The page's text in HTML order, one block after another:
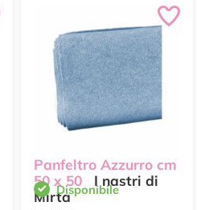
Panfeltro Azzurro cm
50 x 50
I nastri di
MirtaDisponibile